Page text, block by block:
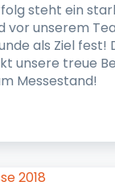
steht ein
vor unserem
als Ziel fest!
unsere treue
Messestand!